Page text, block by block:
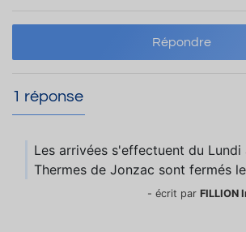
Répondre
1 réponse
Les arrivées s'effectuent du Lundi
Thermes de Jonzac sont fermés
- écrit par FILLION